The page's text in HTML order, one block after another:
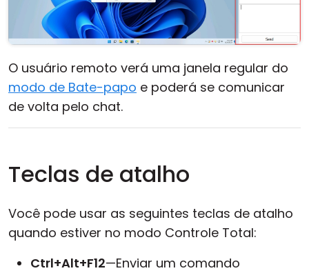
O usuário remoto verá uma janela regular do
modo de Bate-papo e poderá se comunicar
de volta pelo chat.
Teclas de atalho
Você pode usar as seguintes teclas de atalho
quando estiver no modo Controle Total:
Ctrl+Alt+F12—Enviar um comando